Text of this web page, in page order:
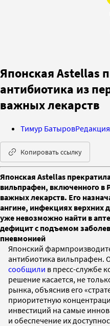
Японская Astellas
антибиотика из
важных лекарств
Тимур Батыров
Копировать ссылку
Японская Astellas
вильпрафен, включенного в
важных лекарств. Его
ангине, инфекциях верхних
уже невозможно найти в
дефицит с подъемом
пневмонией
Японский
антибиотика вильпрафен.
сообщили в пресс-службе
решение касается, не
рынка, объяснив его
приоритетную
инвестиций на самые
и обеспечение их